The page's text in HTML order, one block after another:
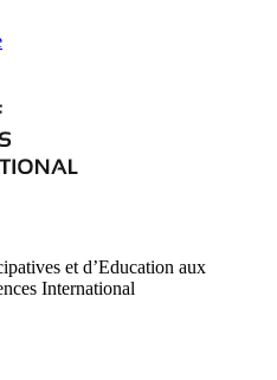
et d’Education aux
International